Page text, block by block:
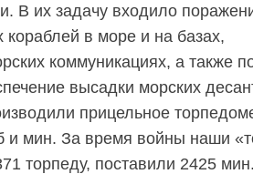
В их задачу входило
в море и на базах,
коммуникациях, а также
высадки морских
прицельное
и мин. За время войны наши
торпеду, поставили 2425